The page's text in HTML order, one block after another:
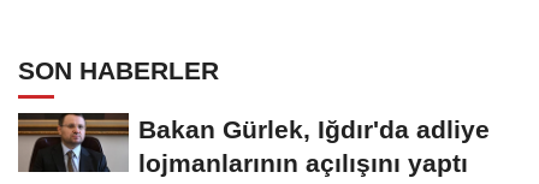
SON HABERLER
Bakan Gürlek, Iğdır'da adliye
lojmanlarının açılışını yaptı